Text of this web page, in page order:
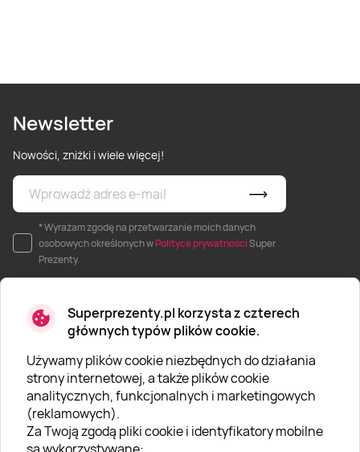
Superprezenty.pl korzysta z czterech
głównych typów plików cookie.
Używamy plików cookie niezbędnych do działania
strony internetowej, a także plików cookie
analitycznych, funkcjonalnych i marketingowych
(reklamowych).
Za Twoją zgodą pliki cookie i identyfikatory mobilne
Newsletter
Nowości, zniżki i wiele więcej!
* Wyrażam zgodę na przetwarzanie moich danych
osobowych określonych wPolityce prywatnościSuper
Prezenty.
O SUPERPREZENTY
O nas
Aktualności